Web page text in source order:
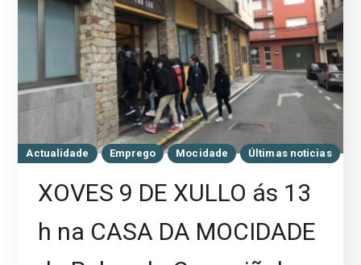
Actualidade Emprego Mocidade Últimas noticias
XOVES 9 DE XULLO ás 13
h na CASA DA MOCIDADE